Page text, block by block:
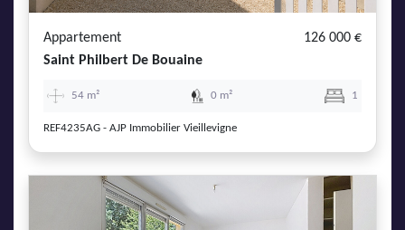
Appartement
126 000 €
Saint Philbert De Bouaine
54 m² 0 m² 1
REF4235AG - AJP Immobilier Vieillevigne